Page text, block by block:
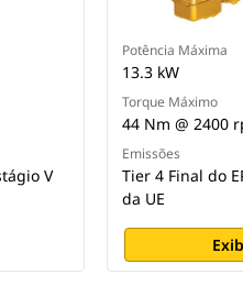
V
Potência Máxima
13.3 kW
Torque Máximo
44 Nm @ 2400
Emissões
Tier 4 Final do
da UE